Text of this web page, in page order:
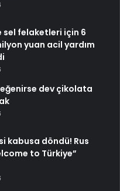
sel felaketleri için 6
yuan acil yardım
dev çikolata
kabusa döndü! Rus
to Türkiye”